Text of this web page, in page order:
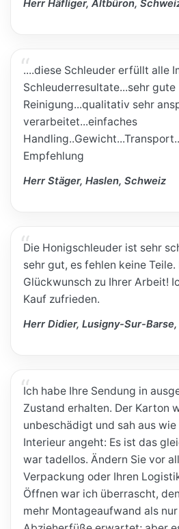
Herr Häfliger, Altbüron,
....diese Schleuder erfüllt alle
Schleuderresultate...sehr gute
Reinigung...qualitativ sehr
verarbeitet...einfaches
Empfehlung
Herr Stäger, Haslen, Schweiz
Die Honigschleuder ist sehr
sehr gut, es fehlen keine
Glückwunsch zu Ihrer Arbeit!
Kauf zufrieden.
Herr Didier, Lusigny-Sur-
Ich habe Ihre Sendung in
Zustand erhalten. Der Karton
unbeschädigt und sah aus wie
Interieur angeht: Es ist das
war tadellos. Ändern Sie vor
Verpackung oder Ihren
Öffnen war ich überrascht,
mehr Montageaufwand als